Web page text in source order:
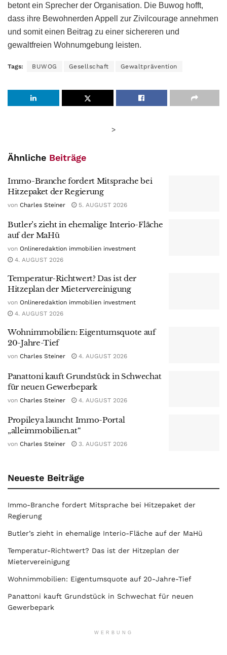
betont ein Sprecher der Organisation. Die Buwog hofft,
dass ihre Bewohnerden Appell zur Zivilcourage annehmen
und somit einen Beitrag zu einer sichereren und
gewaltfreien Wohnumgebung leisten.
Tags: BUWOG Gesellschaft Gewaltprävention
>
Ähnliche Beiträge
Immo-Branche fordert Mitsprache bei
Hitzepaket der Regierung
von Charles Steiner 5. AUGUST 2026
Butler’s zieht in ehemalige Interio-Fläche
auf der MaHü
von Onlineredaktion immobilien investment
4. AUGUST 2026
Temperatur-Richtwert? Das ist der
Hitzeplan der Mietervereinigung
von Onlineredaktion immobilien investment
4. AUGUST 2026
Wohnimmobilien: Eigentumsquote auf
20-Jahre-Tief
von Charles Steiner 4. AUGUST 2026
Panattoni kauft Grundstück in Schwechat
für neuen Gewerbepark
von Charles Steiner 4. AUGUST 2026
Propileya launcht Immo-Portal
„alleimmobilien.at“
von Charles Steiner 3. AUGUST 2026
Neueste Beiträge
Immo-Branche fordert Mitsprache bei Hitzepaket der
Regierung
Butler’s zieht in ehemalige Interio-Fläche auf der MaHü
Temperatur-Richtwert? Das ist der Hitzeplan der
Mietervereinigung
Wohnimmobilien: Eigentumsquote auf 20-Jahre-Tief
Panattoni kauft Grundstück in Schwechat für neuen
Gewerbepark
WERBUNG